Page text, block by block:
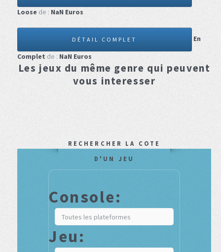
Loose de : NaN Euros
DÉTAIL COMPLET
En
Complet de : NaN Euros
Les jeux du même genre qui peuvent
vous interesser
RECHERCHER LA COTE
D'UN JEU
Console:
Jeu: